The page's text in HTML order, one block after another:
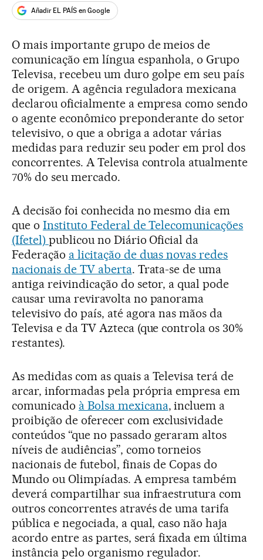
Añadir EL PAÍS en Google
O mais importante grupo de meios de
comunicação em língua espanhola, o Grupo
Televisa, recebeu um duro golpe em seu país
de origem. A agência reguladora mexicana
declarou oficialmente a empresa como sendo
o agente econômico preponderante do setor
televisivo, o que a obriga a adotar várias
medidas para reduzir seu poder em prol dos
concorrentes. A Televisa controla atualmente
70% do seu mercado.
A decisão foi conhecida no mesmo dia em
que o Instituto Federal de Telecomunicações
(Ifetel) publicou no Diário Oficial da
Federação a licitação de duas novas redes
nacionais de TV aberta. Trata-se de uma
antiga reivindicação do setor, a qual pode
causar uma reviravolta no panorama
televisivo do país, até agora nas mãos da
Televisa e da TV Azteca (que controla os 30%
restantes).
As medidas com as quais a Televisa terá de
arcar, informadas pela própria empresa em
comunicado à Bolsa mexicana, incluem a
proibição de oferecer com exclusividade
conteúdos “que no passado geraram altos
níveis de audiências”, como torneios
nacionais de futebol, finais de Copas do
Mundo ou Olimpíadas. A empresa também
deverá compartilhar sua infraestrutura com
outros concorrentes através de uma tarifa
pública e negociada, a qual, caso não haja
acordo entre as partes, será fixada em última
instância pelo organismo regulador.